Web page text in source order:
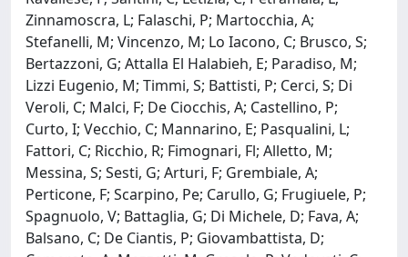
Zinnamoscra, L; Falaschi, P; Martocchia, A;
Stefanelli, M; Vincenzo, M; Lo Iacono, C; Brusco, S;
Bertazzoni, G; Attalla El Halabieh, E; Paradiso, M;
Lizzi Eugenio, M; Timmi, S; Battisti, P; Cerci, S; Di
Veroli, C; Malci, F; De Ciocchis, A; Castellino, P;
Curto, I; Vecchio, C; Mannarino, E; Pasqualini, L;
Fattori, C; Ricchio, R; Fimognari, Fl; Alletto, M;
Messina, S; Sesti, G; Arturi, F; Grembiale, A;
Perticone, F; Scarpino, Pe; Carullo, G; Frugiuele, P;
Spagnuolo, V; Battaglia, G; Di Michele, D; Fava, A;
Balsano, C; De Ciantis, P; Giovambattista, D;